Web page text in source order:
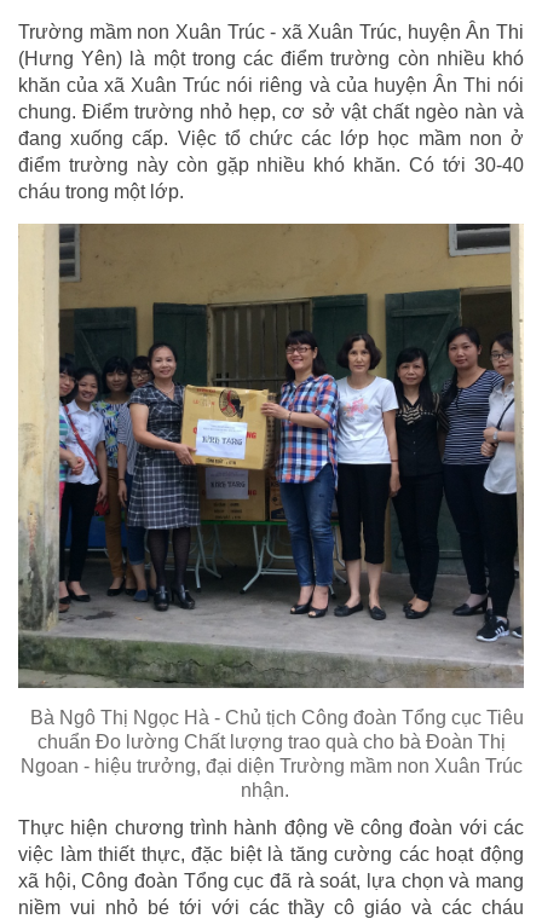
Trường mầm non Xuân Trúc - xã Xuân Trúc, huyện Ân Thi
(Hưng Yên) là một trong các điểm trường còn nhiều khó
khăn của xã Xuân Trúc nói riêng và của huyện Ân Thi nói
chung. Điểm trường nhỏ hẹp, cơ sở vật chất ngèo nàn và
đang xuống cấp. Việc tổ chức các lớp học mầm non ở
điểm trường này còn gặp nhiều khó khăn. Có tới 30-40
cháu trong một lớp.
Bà Ngô Thị Ngọc Hà - Chủ tịch Công đoàn Tổng cục Tiêu
chuẩn Đo lường Chất lượng trao quà cho bà Đoàn Thị
Ngoan - hiệu trưởng, đại diện Trường mầm non Xuân Trúc
nhận.
Thực hiện chương trình hành động về công đoàn với các
việc làm thiết thực, đặc biệt là tăng cường các hoạt động
xã hội, Công đoàn Tổng cục đã rà soát, lựa chọn và mang
niềm vui nhỏ bé tới với các thầy cô giáo và các cháu